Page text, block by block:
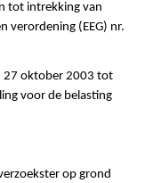
tot intrekking van
verordening (EEG) nr.
oktober 2003 tot
voor de belasting
op grond